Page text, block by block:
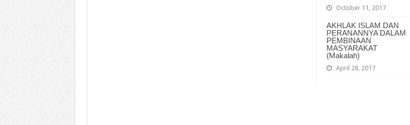
October 11, 2017
AKHLAK ISLAM DAN
PERANANNYA DALAM
PEMBINAAN
MASYARAKAT
(Makalah)
April 28, 2017